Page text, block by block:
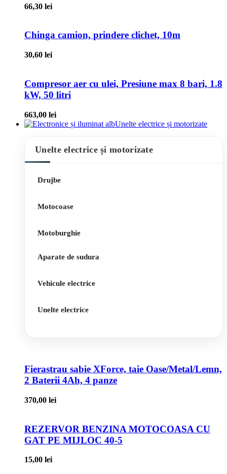
66,30 lei
Chinga camion, prindere clichet, 10m
30,60 lei
Compresor aer cu ulei, Presiune max 8 bari, 1.8
kW, 50 litri
663,00 lei
Unelte electrice și motorizate
Unelte electrice și motorizate
Drujbe
Motocoase
Motoburghie
Aparate de sudura
Vehicule electrice
Unelte electrice
Fierastrau sabie XForce, taie Oase/Metal/Lemn,
2 Baterii 4Ah, 4 panze
370,00 lei
REZERVOR BENZINA MOTOCOASA CU
GAT PE MIJLOC 40-5
15,00 lei